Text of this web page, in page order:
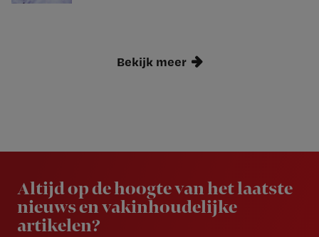
Bekijk meer
Altijd op de hoogte van het laatste
nieuws en vakinhoudelijke
artikelen?